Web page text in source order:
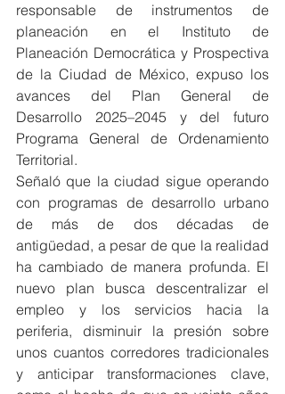
responsable de instrumentos de
planeación en el Instituto de
Planeación Democrática y Prospectiva
de la Ciudad de México, expuso los
avances del Plan General de
Desarrollo 2025–2045 y del futuro
Programa General de Ordenamiento
Territorial.
Señaló que la ciudad sigue operando
con programas de desarrollo urbano
de más de dos décadas de
antigüedad, a pesar de que la realidad
ha cambiado de manera profunda. El
nuevo plan busca descentralizar el
empleo y los servicios hacia la
periferia, disminuir la presión sobre
unos cuantos corredores tradicionales
y anticipar transformaciones clave,